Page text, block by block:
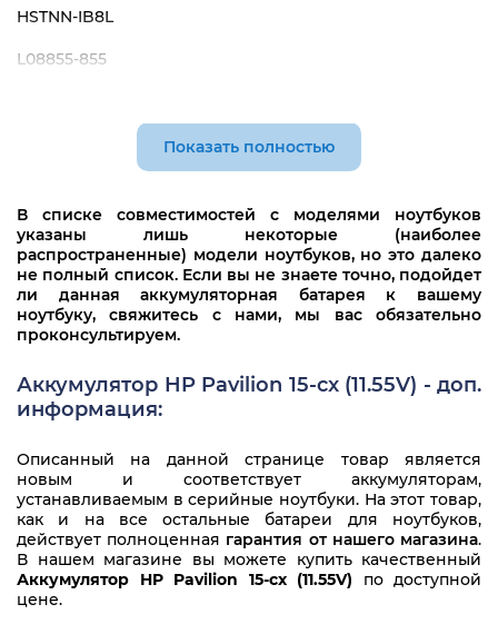
HP Pavilion Gaming 15-cx0047ur
HP Pavilion Gaming 15-cx0051ur
HP Pavilion Gaming 15-cx0061ur
HP Pavilion Gaming 15-cx0064ur
HP Pavilion Gaming 15-cx0066ur
HP Pavilion Gaming 15-cx0067ur
HP Pavilion Gaming 15-cx0074ur
HP Pavilion Gaming 15-cx0084ur
HP Pavilion Gaming 15-cx0086ur
HP Pavilion Gaming 15-cx0087ur
HP Pavilion Gaming 15-cx0088ur
HSTNN-IB8L
L08855-855
Показать полностью
В списке совместимостей с моделями ноутбуков
указаны лишь некоторые (наиболее
распространенные) модели ноутбуков, но это далеко
не полный список. Если вы не знаете точно, подойдет
ли данная аккумуляторная батарея к вашему
ноутбуку, свяжитесь с нами, мы вас обязательно
проконсультируем.
Аккумулятор HP Pavilion 15-cx (11.55V) - доп.
информация:
Описанный на данной странице товар является
новым и соответствует аккумуляторам,
устанавливаемым в серийные ноутбуки. На этот товар,
как и на все остальные батареи для ноутбуков,
действует полноценная гарантия от нашего магазина.
В нашем магазине вы можете купить качественный
Аккумулятор HP Pavilion 15-cx (11.55V) по доступной
цене.